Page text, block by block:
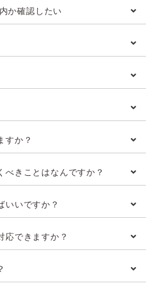
の修理をおすすめいたします。
れますので店舗にお越しいただ
診断をかけさせていただき、問
。
か確認したい
にiPhoneが入っていた箱から
ットが必要になります。
あるため、バックアップをとっ
ます。
すか？
ただきます。
れたい方は、修理料金ページをご
べきことはなんですか？
アップをお取りください
確認下さい
ちら
いいですか？
、AppleTVなど
、また付属品（充電ケーブルやイ
本体と併せてお持ち込みくださ
応できますか？
要はありません。